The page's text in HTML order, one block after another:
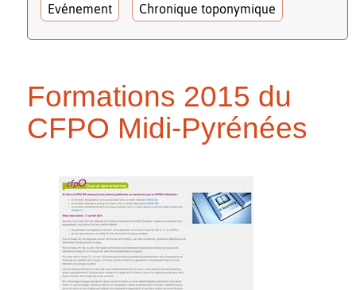
Evénement Chronique toponymique
Formations 2015 du
CFPO Midi-Pyrénées